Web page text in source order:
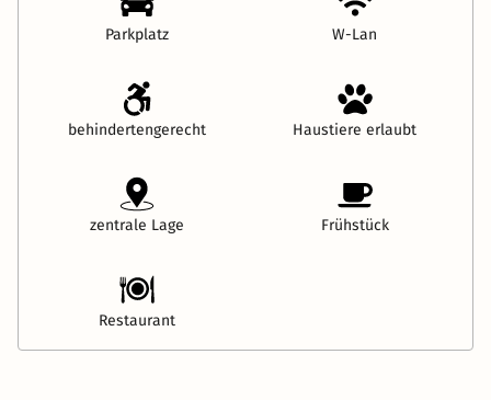
Parkplatz W-Lan
behindertengerecht Haustiere erlaubt
zentrale Lage Frühstück
Restaurant